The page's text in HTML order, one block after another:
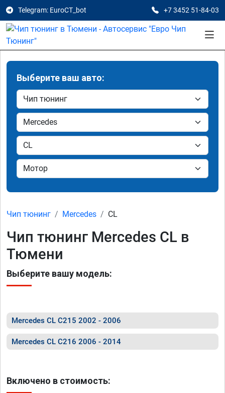
Telegram: EuroCT_bot +7 3452 51-84-03
Выберите ваш авто:
Чип тюнинг Mercedes CL
Чип тюнинг Mercedes CL в
Тюмени
Выберите вашу модель:
Mercedes CL C215 2002 - 2006
Mercedes CL C216 2006 - 2014
Включено в стоимость: